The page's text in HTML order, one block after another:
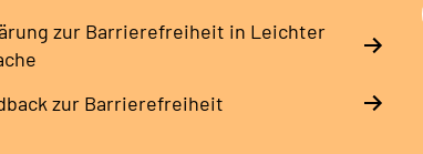
zur Barrierefreiheit in Leichter
zur Barrierefreiheit